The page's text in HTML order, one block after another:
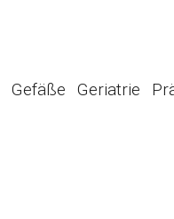
Gefäße Geriatrie